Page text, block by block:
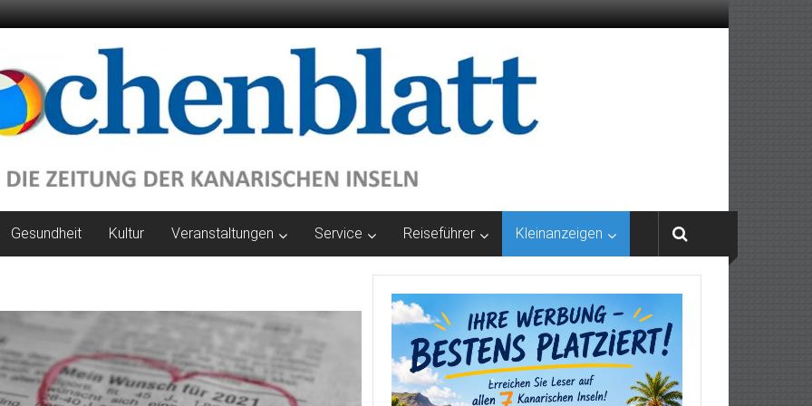
Gesundheit Kultur Veranstaltungen Service Reiseführer Kleinanzeigen